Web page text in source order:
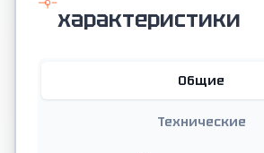
характеристики
Общие
Технические